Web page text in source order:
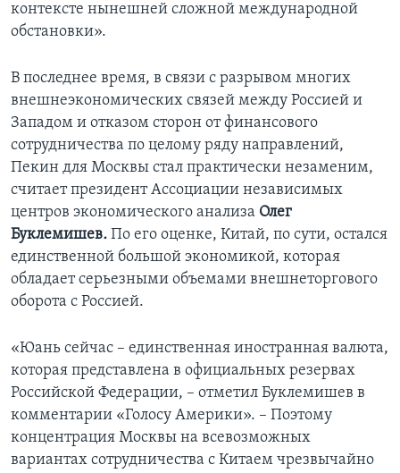
контексте нынешней сложной международной
обстановки».
В последнее время, в связи с разрывом многих
внешнеэкономических связей между Россией и
Западом и отказом сторон от финансового
сотрудничества по целому ряду направлений,
Пекин для Москвы стал практически незаменим,
считает президент Ассоциации независимых
центров экономического анализа Олег
Буклемишев. По его оценке, Китай, по сути, остался
единственной большой экономикой, которая
обладает серьезными объемами внешнеторгового
оборота с Россией.
«Юань сейчас – единственная иностранная валюта,
которая представлена в официальных резервах
Российской Федерации, – отметил Буклемишев в
комментарии «Голосу Америки». – Поэтому
концентрация Москвы на всевозможных
вариантах сотрудничества с Китаем чрезвычайно